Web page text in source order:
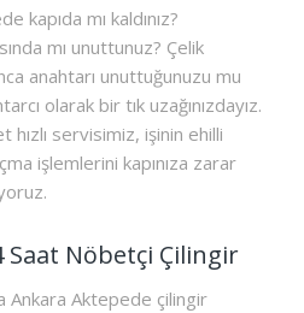
kapıda mı kaldınız?
mı unuttunuz? Çelik
anahtarı unuttuğunuzu mu
olarak bir tık uzağınızdayız.
hızlı servisimiz, işinin ehilli
işlemlerini kapınıza zarar
Nöbetçi Çilingir
Ankara Aktepede çilingir